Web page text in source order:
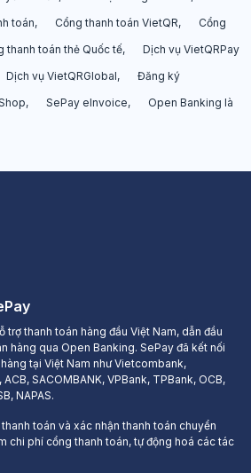
toán Cổng thanh toán VietQR
Cổng
thanh toán thẻ Quốc tế
Dịch vụ VietQRPay
Dịch vụ VietQRGlobal
Đăng ký
SePay eInvoice
Open Banking là
thanh toán hàng đầu Việt Nam, dẫn đầu
hàng qua Open Banking. SePay đã kết nối
tại Việt Nam như Vietcombank,
SACOMBANK, VPBank, TPBank, OCB,
NAPAS.
toán và xác nhận thanh toán chuyển
chi phí cổng thanh toán, tự động hoá các tác